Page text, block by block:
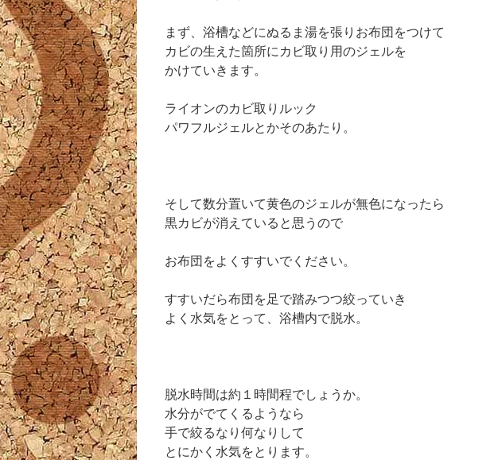
まず、浴槽などにぬるま湯を張りお布団をつけて
カビの生えた箇所にカビ取り用のジェルを
かけていきます。
ライオンのカビ取りルック
パワフルジェルとかそのあたり。
そして数分置いて黄色のジェルが無色になったら
黒カビが消えていると思うので
お布団をよくすすいでください。
すすいだら布団を足で踏みつつ絞っていき
よく水気をとって、浴槽内で脱水。
脱水時間は約１時間程でしょうか。
水分がでてくるようなら
手で絞るなり何なりして
とにかく水気をとります。